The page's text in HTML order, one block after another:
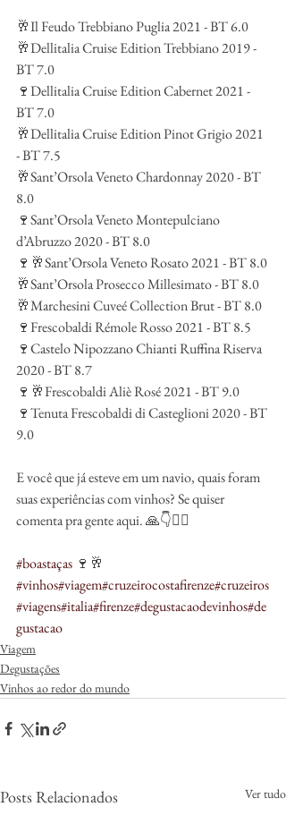
🥂Il Feudo Trebbiano Puglia 2021 - BT 6.0
🥂Dellitalia Cruise Edition Trebbiano 2019 -
BT 7.0
🍷Dellitalia Cruise Edition Cabernet 2021 -
BT 7.0
🥂Dellitalia Cruise Edition Pinot Grigio 2021
- BT 7.5
🥂Sant’Orsola Veneto Chardonnay 2020 - BT
8.0
🍷Sant’Orsola Veneto Montepulciano
d’Abruzzo 2020 - BT 8.0
🍷🥂Sant’Orsola Veneto Rosato 2021 - BT 8.0
🥂Sant’Orsola Prosecco Millesimato - BT 8.0
🥂Marchesini Cuveé Collection Brut - BT 8.0
🍷Frescobaldi Rémole Rosso 2021 - BT 8.5
🍷Castelo Nipozzano Chianti Ruffina Riserva
2020 - BT 8.7
🍷🥂Frescobaldi Aliè Rosé 2021 - BT 9.0
🍷Tenuta Frescobaldi di Casteglioni 2020 - BT
9.0
E você que já esteve em um navio, quais foram
suas experiências com vinhos? Se quiser
comenta pra gente aqui. 🙏👇✍🏼
#boastaças 🍷🥂
#vinhos#viagem#cruzeirocostafirenze#cruzeiros
#viagens#italia#firenze#degustacaodevinhos#de
gustacao
Viagem
Degustações
Vinhos ao redor do mundo
Posts Relacionados Ver tudo